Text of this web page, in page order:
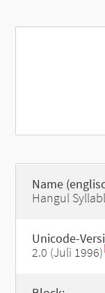
Name
Hangul
Unicode-
2.0 (Juli 1996)